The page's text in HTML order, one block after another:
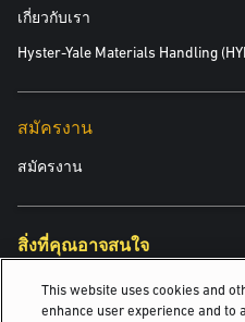
เกี่ยวกับเรา
Hyster-Yale Materials Handling
สมัครงาน
สมัครงาน
สิ่งที่คุณอาจสนใจ
พลังงานที่อัจฉริยะกว่าเพื่อการปฏิ
This website uses cookies and
enhance user experience and